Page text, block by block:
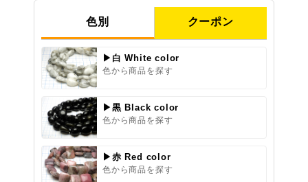
色別 クーポン
▶白 White color
色から商品を探す
▶黒 Black color
色から商品を探す
▶赤 Red color
色から商品を探す